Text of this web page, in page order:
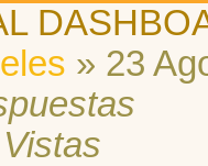
» 23
Vistas